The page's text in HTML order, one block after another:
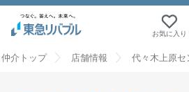
お気に入り
介トップ 店舗情報 代々木上原セ